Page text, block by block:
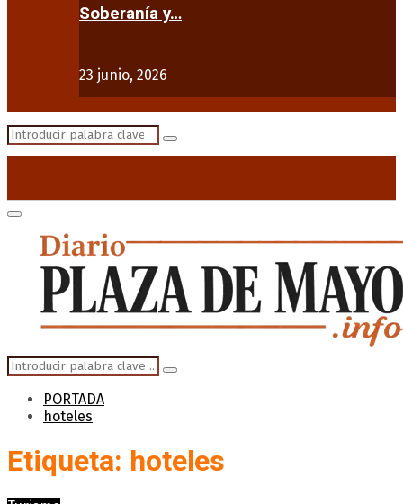
Soberanía y…
23 junio, 2026
Search
Search
Primary
Menu
Search
for:
Search
PORTADA
hoteles
Etiqueta: hoteles